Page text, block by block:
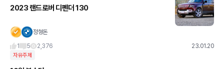
2023 랜드로버 디펜더 130
정형돈
1
5 2,376 23.01.20
자유주제